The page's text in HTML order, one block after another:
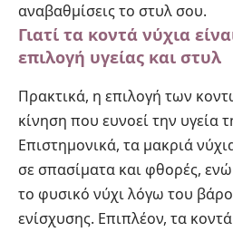
αναβαθμίσεις το στυλ σου.
Γιατί τα κοντά νύχια
επιλογή υγείας και στυλ
Πρακτικά, η επιλογή των
κίνηση που ευνοεί την υγεία
Επιστημονικά, τα μακριά
σε σπασίματα και φθορές,
το φυσικό νύχι λόγω του
ενίσχυσης. Επιπλέον, τα